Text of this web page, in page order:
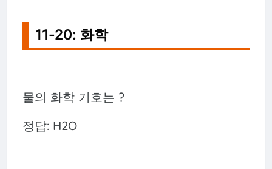
11-20: 화학
물의 화학 기호는 ?
정답: H2O